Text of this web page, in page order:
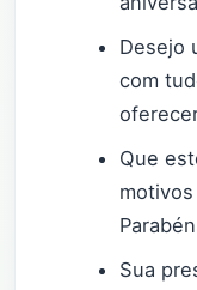
Desejo
com
Que
Sua